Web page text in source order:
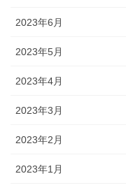
2023年6月
2023年5月
2023年4月
2023年3月
2023年2月
2023年1月